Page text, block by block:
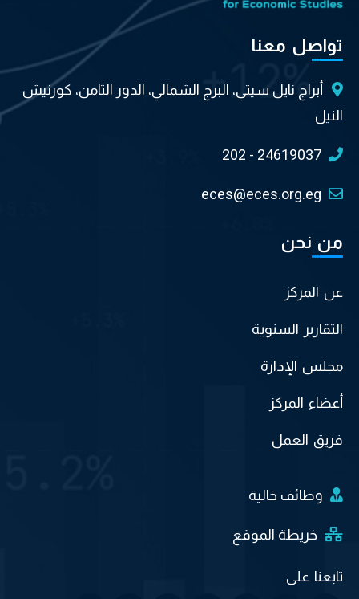
تواصل معنا
أبراج نايل سيتي، البرج الشمالي، الدور الثامن، كورنيش
النيل
202 - 24619037
eces@eces.org.eg
من نحن
عن المركز
التقارير السنوية
مجلس الإدارة
أعضاء المركز
فريق العمل
وظائف خالية
خريطة الموقع